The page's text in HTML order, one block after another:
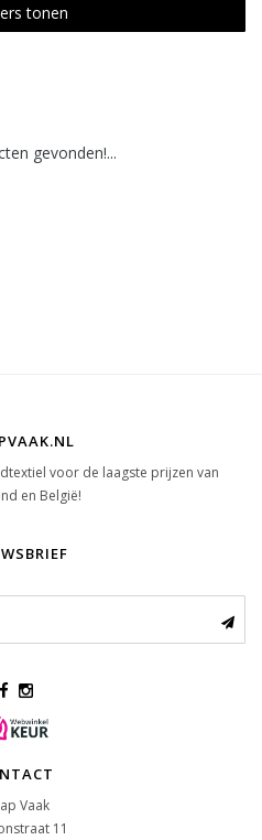
tonen
gevonden!...
voor de laagste prijzen van
en België!
Vaak
11